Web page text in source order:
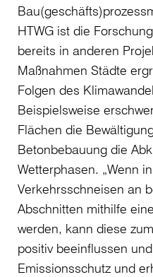
HTWG ist die
bereits in anderen
Maßnahmen Städte
Folgen des
Beispielsweise
Flächen die
Betonbebauung die
Wetterphasen. „Wenn
Verkehrsschneisen an
Abschnitten mithilfe
werden, kann diese
positiv beeinflussen
Emissionsschutz und